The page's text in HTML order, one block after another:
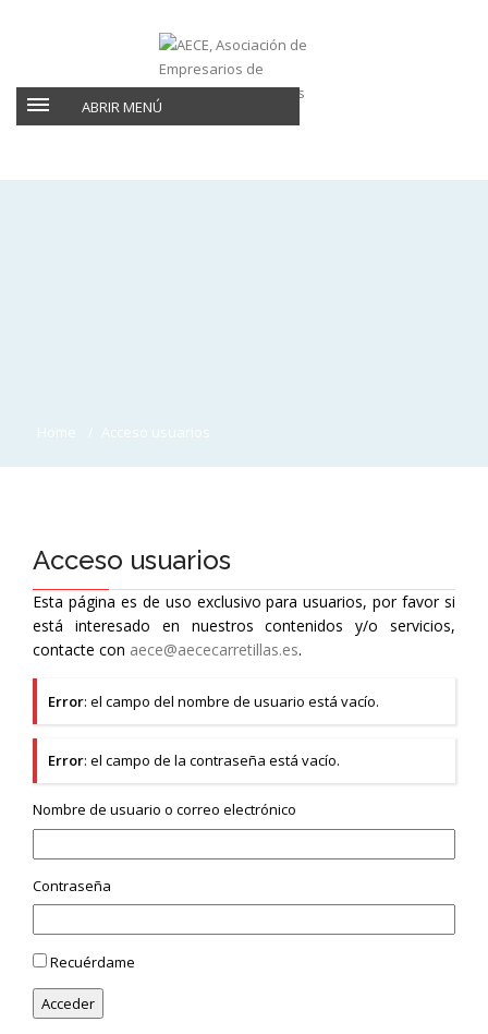
ABRIR MENÚ
Home Acceso usuarios
Acceso usuarios
Esta página es de uso exclusivo para usuarios, por favor si
está interesado en nuestros contenidos y/o servicios,
contacte con aece@aececarretillas.es.
Error: el campo del nombre de usuario está vacío.
Error: el campo de la contraseña está vacío.
Nombre de usuario o correo electrónico
Contraseña
Recuérdame